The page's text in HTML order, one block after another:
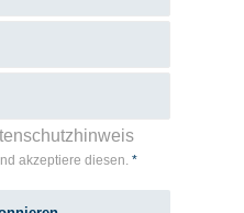
akzeptiere diesen.*